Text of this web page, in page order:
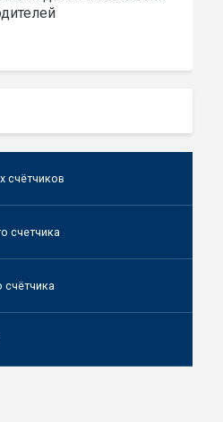
счётчиков
счетчика
счётчика